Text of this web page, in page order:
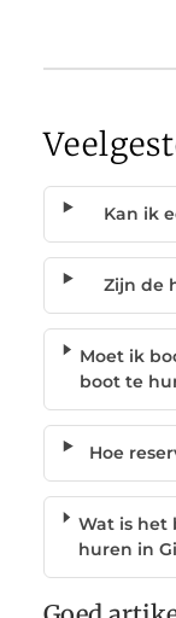
Kan ik
Zijn de
Moet ik
boot te
Hoe
Wat is het
huren in